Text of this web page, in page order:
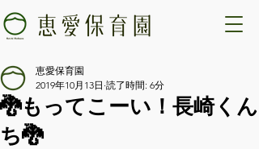
🐉もってこーい！長崎くん
ち🐉
恵愛保育園
2019年10月13日 読了時間: 6分